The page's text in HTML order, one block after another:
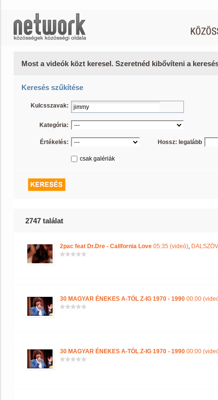
Most a videók közt keresel. Szeretnéd kibővíteni a
Keresés szűkítése
Kulcsszavak:
Kategória:
Értékelés: Hossz: legalább
csak galériák
2747 találat
2pac feat Dr.Dre - California Love 05:35 (videó),
30 MAGYAR ÉNEKES A-TÓL Z-IG 1970 - 1990 00:00
30 MAGYAR ÉNEKES A-TÓL Z-IG 1970 - 1990 00:00